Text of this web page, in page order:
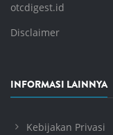
otcdigest.id
Disclaimer
INFORMASI LAINNYA
Kebijakan Privasi